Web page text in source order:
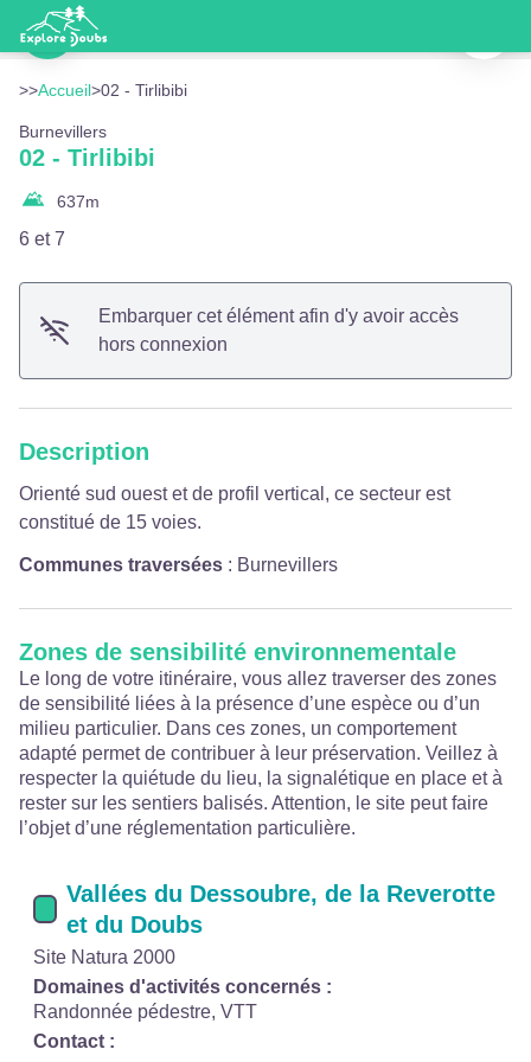
02 - Tirlibibi
Voir l'image en plein écran
>>Accueil>02 - Tirlibibi
Burnevillers
02 - Tirlibibi
637m
6 et 7
Embarquer cet élément afin d'y avoir accès
hors connexion
Description
Orienté sud ouest et de profil vertical, ce secteur est
constitué de 15 voies.
Communes traversées : Burnevillers
Zones de sensibilité environnementale
Le long de votre itinéraire, vous allez traverser des zones
de sensibilité liées à la présence d’une espèce ou d’un
milieu particulier. Dans ces zones, un comportement
adapté permet de contribuer à leur préservation. Veillez à
respecter la quiétude du lieu, la signalétique en place et à
rester sur les sentiers balisés. Attention, le site peut faire
l’objet d’une réglementation particulière.
Vallées du Dessoubre, de la Reverotte
et du Doubs
Site Natura 2000
Domaines d'activités concernés :
Randonnée pédestre, VTT
Contact :